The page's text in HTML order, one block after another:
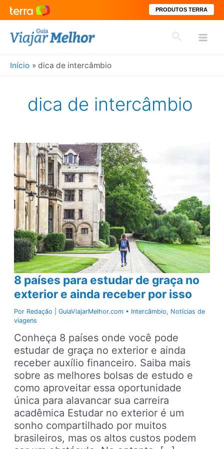
PRODUTOS TERRA
para
conteúdo
Pesquisar
Início dica de intercâmbio
dica de intercâmbio
8 países para estudar de graça no
exterior e ainda receber por isso
Por Redação | GuiaViajarMelhor.com • Intercâmbio, Notícias de
viagens
Conheça 8 países onde você pode
estudar de graça no exterior e ainda
receber auxílio financeiro. Saiba mais
sobre as melhores bolsas de estudo e
como aproveitar essa oportunidade
única para alavancar sua carreira
acadêmica Estudar no exterior é um
sonho compartilhado por muitos
brasileiros, mas os altos custos podem